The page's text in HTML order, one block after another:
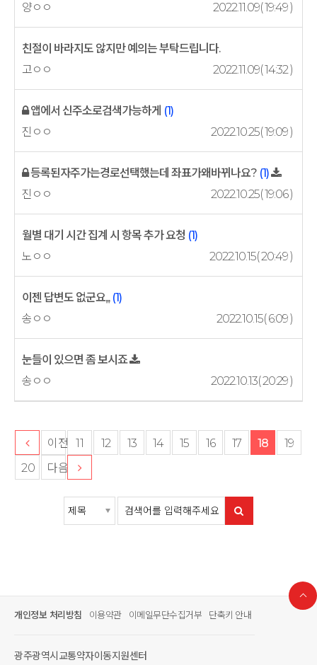
양ㅇㅇ
2022.11.09( 19:49 )
친절이 바라지도 않지만 예의는 부탁드립니다.
고ㅇㅇ
2022.11.09( 14:32 )
앱에서 신주소로검색가능하게 (1)
진ㅇㅇ
2022.10.25( 19:09 )
등록된자주가는경로선택했는데 좌표가왜바뀌나요? (1)
진ㅇㅇ
2022.10.25( 19:06 )
월별 대기 시간 집계 시 항목 추가 요청 (1)
노ㅇㅇ
2022.10.15( 20:49 )
이젠 답변도 없군요,,, (1)
송ㅇㅇ
2022.10.15( 6:09 )
눈들이 있으면 좀 보시죠
송ㅇㅇ
2022.10.13( 20:29 )
이전 11 12 13 14 15 16 17 18
19
20
다음
개인정보 처리방침 이용약관 이메일무단수집거부 단축키 안내
광주광역시교통약자이동지원센터